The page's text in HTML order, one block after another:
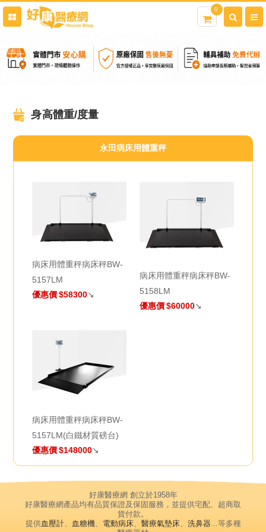
0
身高體重/度量
永田病床用體重秤
病床用體重秤病床秤BW-
5157LM
優惠價 $58300↘
病床用體重秤病床秤BW-
5158LM
優惠價$60000↘
病床用體重秤病床秤BW-
5157LM(白鐵材質磅台)
優惠價 $148000↘
好康醫療網 創立於1958年
好康醫療網產品均有品質保證及保固服務，並提供宅配、超商取
貨付款。
提供血壓計、 血糖機、 電動病床、 醫療氣墊床、 洗鼻器 ...等多種